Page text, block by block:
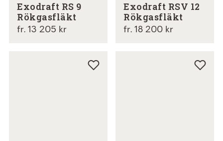
Exodraft RS 9
Rökgasfläkt
fr. 13 205 kr
Exodraft RSV 12
Rökgasfläkt
fr. 18 200 kr